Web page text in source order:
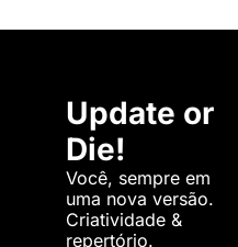
Update or
Die!
Você, sempre em
uma nova versão.
Criatividade &
repertório.